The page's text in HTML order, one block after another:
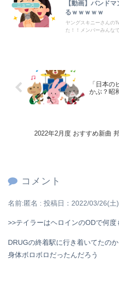
ニュース
【動画】バンド
るｗｗｗｗｗ
ヤングスキニーさんの
た！！メンバーみんなで
「日本
かぶ？昭
2022年2月度 おすすめ新曲
コメント
名前:匿名 : 投稿日：2022/03/26(土
>>テイラーはヘロインのODで何
DRUGの終着駅に行き着いてたのか
身体ボロボロだったんだろう